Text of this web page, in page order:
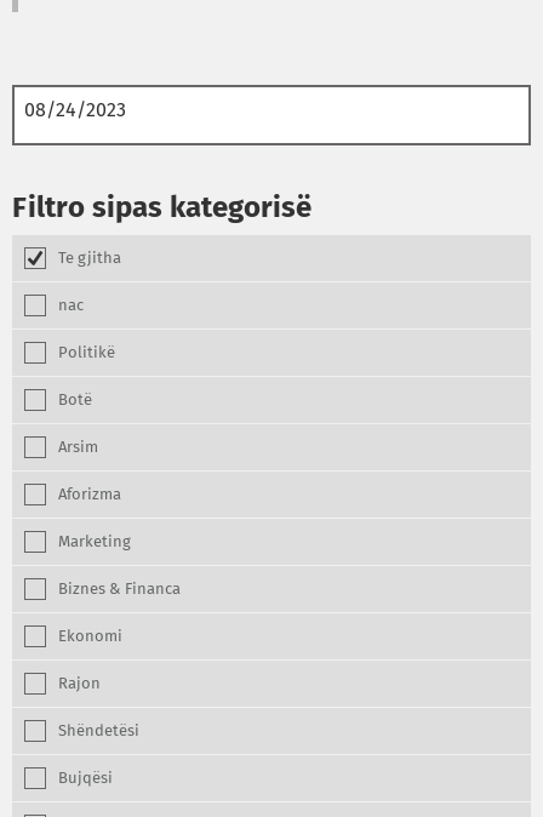
Filtro sipas kategorisë
Te gjitha
nac
Politikë
Botë
Arsim
Aforizma
Marketing
Biznes & Financa
Ekonomi
Rajon
Shëndetësi
Bujqësi